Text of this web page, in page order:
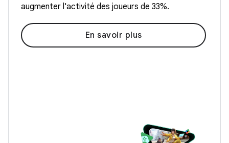
augmenter l'activité des joueurs de 33%.
En savoir plus